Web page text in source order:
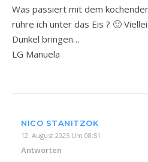
Was passiert mit dem
rühre ich unter das Eis ? 🙂
Dunkel bringen…
LG Manuela
NICO STANITZOK
12. August 2025 Um 08:51
Antworten